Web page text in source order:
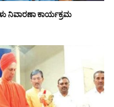
ನಿವಾರಣಾ ಕಾರ್ಯಕ್ರಮ